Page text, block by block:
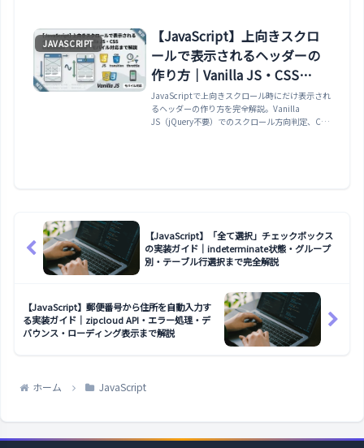
JAVASCRIPT
【JavaScript】上向きスクロ
ールで表示されるヘッダーの
作り方｜Vanilla JS・CSS
transition・throttle・モバイ
ル対応まで解説
JavaScriptで上向きスクロール時にだけ表示され
るヘッダーの作り方を完全解説。Vanilla
JS（jQuery不要）でのスクロール方向判定、CSS
【JavaScript】「全て選択」チェックボックス
の実装ガイド｜indeterminate状態・グループ
別・テーブル行選択まで完全解説
【JavaScript】郵便番号から住所を自動入力す
る実装ガイド｜zipcloud API・エラー処理・デ
バウンス・ローディング表示まで解説
ホーム JavaScript